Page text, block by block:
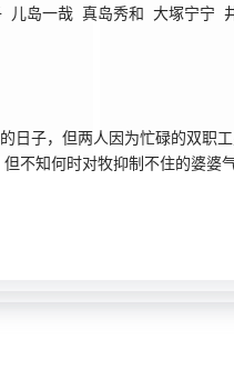
儿岛一哉 真岛秀和 大塚宁宁
子，但两人因为忙碌的双职
不知何时对牧抑制不住的婆婆